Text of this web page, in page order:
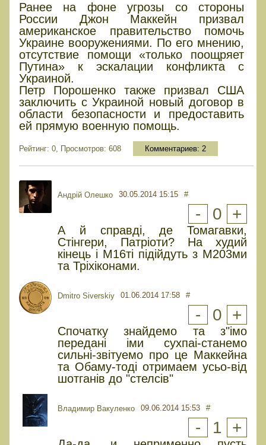
Ранее на фоне угрозы со стороны
России Джон Маккейн призвал
американское правительство помочь
Украине вооружениями. По его мнению,
отсутствие помощи «только поощряет
Путина» к эскалации конфликта с
Украиной.
Петр Порошенко также призвал США
заключить с Украиной новый договор в
области безопасности и предоставить
ей прямую военную помощь.
Рейтинг: 0, Просмотров: 608 Комментариев: 2
Андрій Олешко 30.05.2014 15:15 #
- 0 +
А й справді, де Томагавки,
Стінгери, Патріоти? На худий
кінець і М16ті підійдуть з М203ми
та Тріхіконами.
Dmitro Siverskiy 01.06.2014 17:58 #
- 0 +
Спочатку знайдемо та з"iмо
переданi iми сухпаi-cтанемо
сильнi-звiтуемо про це Маккейна
та Обаму-тодi отримаем усьо-вiд
шотганiв до "стелсiв"
Владимир Вакуленко 09.06.2014 15:53 #
- 1 +